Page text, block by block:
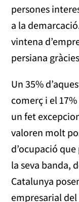
persones
a la
vintena
persiana
Un 35%
comerç i el
un fet
valoren molt
d’ocupació
la seva banda,
Catalunya
empresarial